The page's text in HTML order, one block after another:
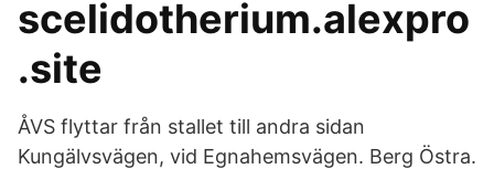
scelidotherium.alexpro
.site
ÅVS flyttar från stallet till andra sidan
Kungälvsvägen, vid Egnahemsvägen. Berg Östra.